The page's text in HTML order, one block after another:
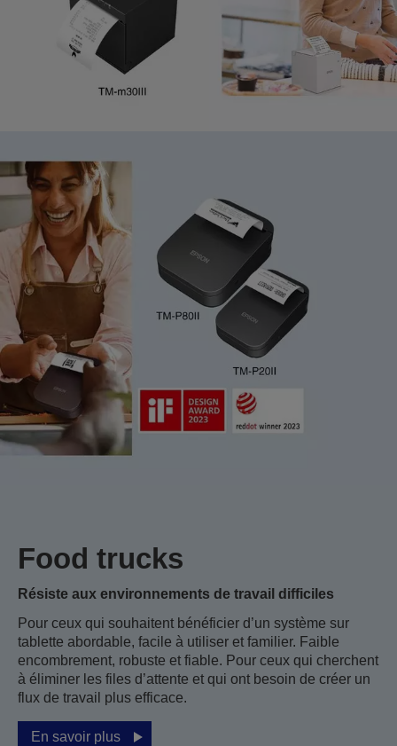
Food trucks
Résiste aux environnements de travail difficiles
Pour ceux qui souhaitent bénéficier d’un système sur
tablette abordable, facile à utiliser et familier. Faible
encombrement, robuste et fiable. Pour ceux qui cherchent
à éliminer les files d’attente et qui ont besoin de créer un
flux de travail plus efficace.
En savoir plus